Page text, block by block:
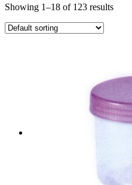
Showing 1–18 of 123 results